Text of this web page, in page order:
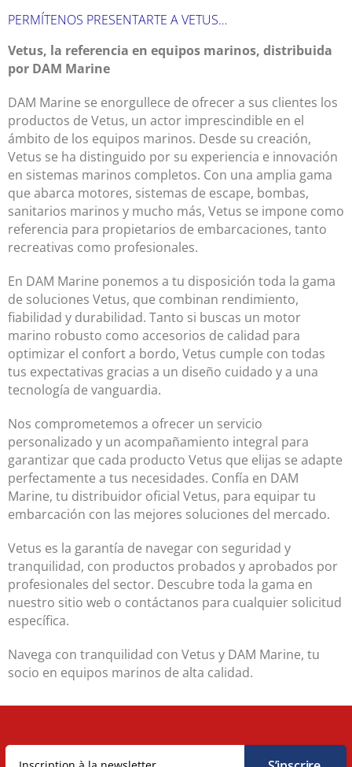
PERMÍTENOS PRESENTARTE A VETUS…
Vetus, la referencia en equipos marinos, distribuida
por DAM Marine
DAM Marine se enorgullece de ofrecer a sus clientes los
productos de Vetus, un actor imprescindible en el
ámbito de los equipos marinos. Desde su creación,
Vetus se ha distinguido por su experiencia e innovación
en sistemas marinos completos. Con una amplia gama
que abarca motores, sistemas de escape, bombas,
sanitarios marinos y mucho más, Vetus se impone como
referencia para propietarios de embarcaciones, tanto
recreativas como profesionales.
En DAM Marine ponemos a tu disposición toda la gama
de soluciones Vetus, que combinan rendimiento,
fiabilidad y durabilidad. Tanto si buscas un motor
marino robusto como accesorios de calidad para
optimizar el confort a bordo, Vetus cumple con todas
tus expectativas gracias a un diseño cuidado y a una
tecnología de vanguardia.
Nos comprometemos a ofrecer un servicio
personalizado y un acompañamiento integral para
garantizar que cada producto Vetus que elijas se adapte
perfectamente a tus necesidades. Confía en DAM
Marine, tu distribuidor oficial Vetus, para equipar tu
embarcación con las mejores soluciones del mercado.
Vetus es la garantía de navegar con seguridad y
tranquilidad, con productos probados y aprobados por
profesionales del sector. Descubre toda la gama en
nuestro sitio web o contáctanos para cualquier solicitud
específica.
Navega con tranquilidad con Vetus y DAM Marine, tu
socio en equipos marinos de alta calidad.